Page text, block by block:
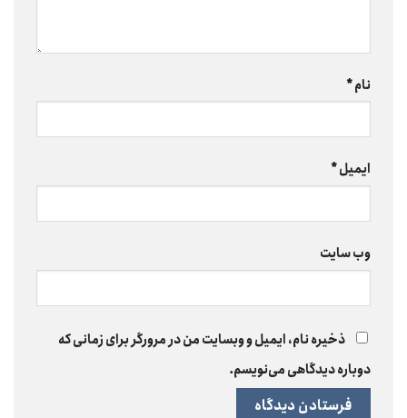
نام*
ایمیل*
وب‌ سایت
ذخیره نام، ایمیل و وبسایت من در مرورگر برای زمانی که
دوباره دیدگاهی می‌نویسم.